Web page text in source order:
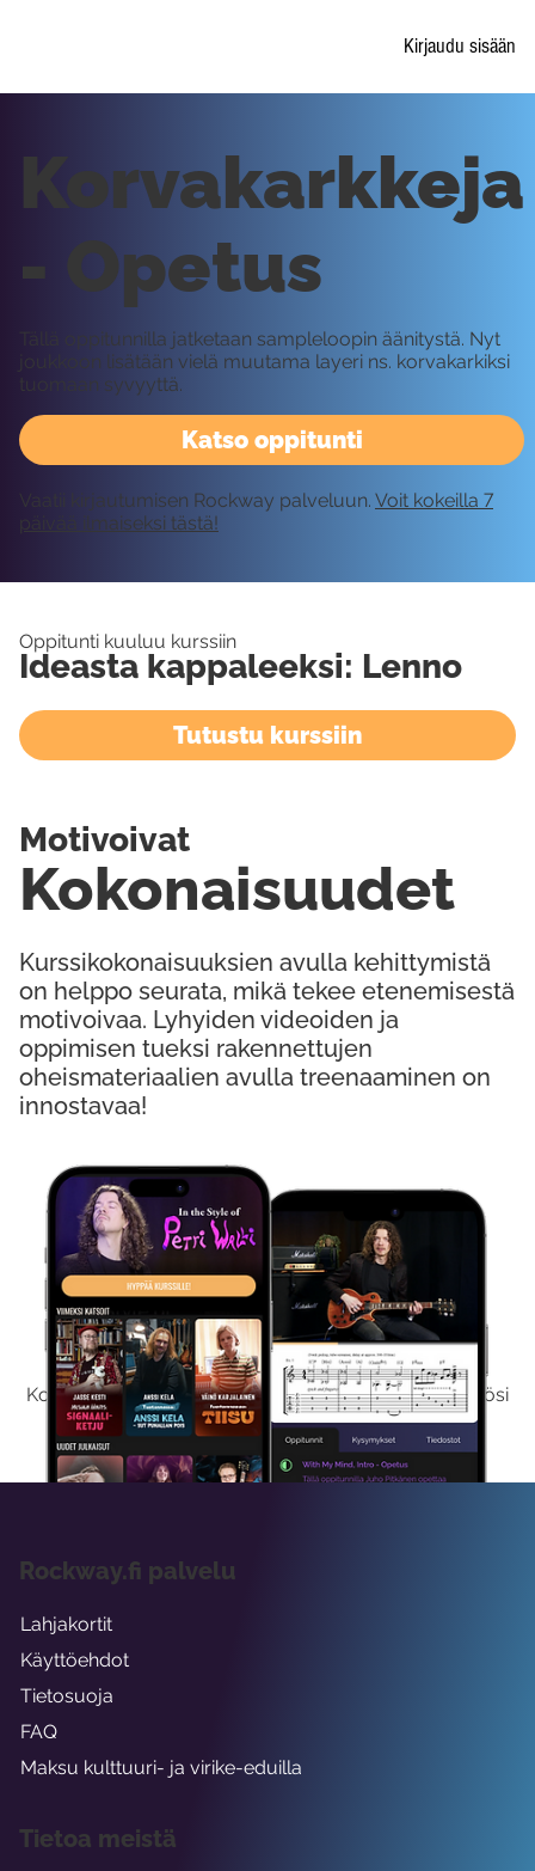
Kirjaudu sisään
Kokeile Ilmaiseksi
Kokeilemalla ilmaiseksi saat koko sisältömme käyttöösi
viikon ajaksi.
Katso oppitunti
Korvakarkkeja
- Opetus
Tällä oppitunnilla jatketaan sampleloopin äänitystä. Nyt
joukkoon lisätään vielä muutama layeri ns. korvakarkiksi
tuomaan syvyyttä.
Vaatii kirjautumisen Rockway palveluun. Voit kokeilla 7
päivää ilmaiseksi tästä!
Oppitunti kuuluu kurssiin
Ideasta kappaleeksi: Lenno
Tutustu kurssiin
Kurssikokonaisuuksien avulla kehittymistä
on helppo seurata, mikä tekee etenemisestä
motivoivaa. Lyhyiden videoiden ja
oppimisen tueksi rakennettujen
oheismateriaalien avulla treenaaminen on
innostavaa!
Kokonaisuudet
Motivoivat
Rockway.fi palvelu
Lahjakortit
Käyttöehdot
Tietosuoja
FAQ
Maksu kulttuuri- ja virike-eduilla
Tietoa meistä